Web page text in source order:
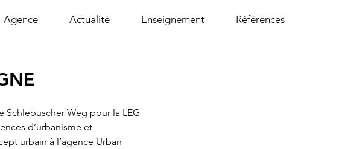
Agence Actualité Enseignement Références
Schlebuscher Weg pour la LEG
d’urbanisme et
urbain à l’agence Urban